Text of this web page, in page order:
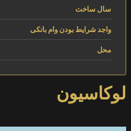
سال ساخت
واجد شرایط بودن وام بانکی
محل
لوکاسیون